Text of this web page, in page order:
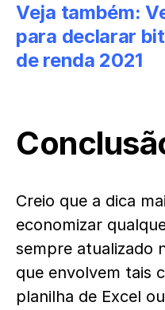
Veja também:
para declarar
de renda 2021
Creio que a dica
economizar
sempre atualizado
que envolvem tais
planilha de Excel